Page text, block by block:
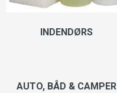
INDENDØRS
AUTO, BÅD & CAMPER